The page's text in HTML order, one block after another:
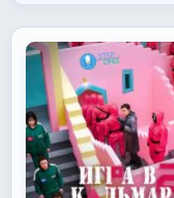
(Cha Chung Hwa),Чхон
(Yook Sung Jae)